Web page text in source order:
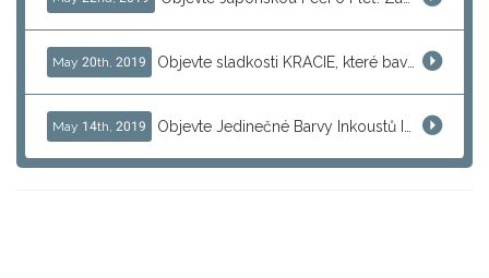
May 20th, 2019 Objevte sladkosti KRACIE, které baví celé rodiny!
May 14th, 2019 Objevte Jedinečné Barvy Inkoustů Iroshizuku od PILOTa